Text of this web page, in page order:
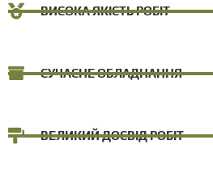
ВИСОКА ЯКІСТЬ РОБІТ
СУЧАСНЕ ОБЛАДНАННЯ
ВЕЛИКИЙ ДОСВІД РОБІТ